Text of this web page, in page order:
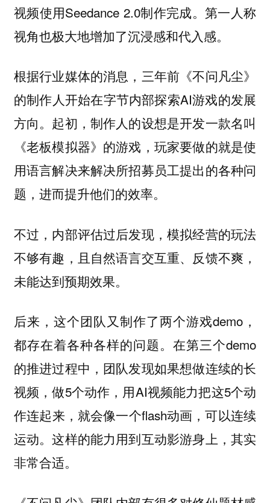
视频使用Seedance 2.0制作完成。第一人称
视角也极大地增加了沉浸感和代入感。
根据行业媒体的消息，三年前《不问凡尘》
的制作人开始在字节内部探索AI游戏的发展
方向。起初，制作人的设想是开发一款名叫
《老板模拟器》的游戏，玩家要做的就是使
用语言解决来解决所招募员工提出的各种问
题，进而提升他们的效率。
不过，内部评估过后发现，模拟经营的玩法
不够有趣，且自然语言交互重、反馈不爽，
未能达到预期效果。
后来，这个团队又制作了两个游戏demo，
都存在着各种各样的问题。在第三个demo
的推进过程中，团队发现如果想做连续的长
视频，做5个动作，用AI视频能力把这5个动
作连起来，就会像一个flash动画，可以连续
运动。这样的能力用到互动影游身上，其实
非常合适。